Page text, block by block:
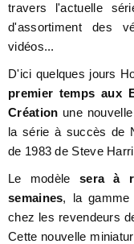
travers l'actuelle
d'assortiment des
vidéos...
D'ici quelques jours
premier temps aux
Création une
la série à succès de
de 1983 de Steve
Le modèle sera à
semaines, la gamme
chez les revendeurs
Cette nouvelle